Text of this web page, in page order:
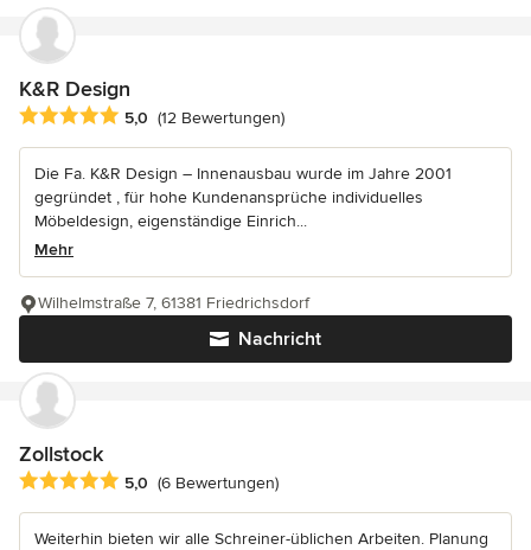
K&R Design
Durchschnittliche Bewertung: 5 von 5 Sternen
5,0 (12 Bewertungen)
Die Fa. K&R Design – Innenausbau wurde im Jahre 2001
gegründet , für hohe Kundenansprüche individuelles
Möbeldesign, eigenständige Einrich...
Mehr
Nachricht
Wilhelmstraße 7, 61381 Friedrichsdorf
Zollstock
Durchschnittliche Bewertung: 5 von 5 Sternen
5,0 (6 Bewertungen)
Weiterhin bieten wir alle Schreiner-üblichen Arbeiten. Planung